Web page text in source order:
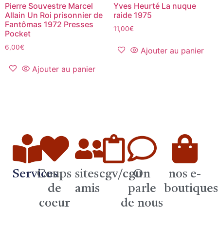
Pierre Souvestre Marcel
Allain Un Roi prisonnier de
Fantômas 1972 Presses
Pocket
6,00€
Ajouter au panier
Yves Heurté La nuque
raide 1975
11,00€
Ajouter au panier
Services
Coups
de
coeur
sites
amis
cgv/cguOn
parle
de nous
nos e-
boutiques